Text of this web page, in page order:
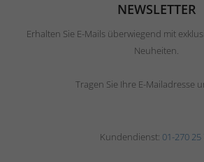
NEWSLETTER
Erhalten Sie E-Mails überwiegend mit
Neuheiten.
Tragen Sie Ihre E-Mailadresse
Kundendienst: 01-270 25